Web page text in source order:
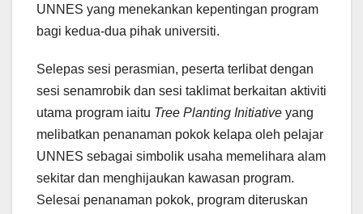
UNNES yang menekankan kepentingan program
bagi kedua-dua pihak universiti.
Selepas sesi perasmian, peserta terlibat dengan
sesi senamrobik dan sesi taklimat berkaitan aktiviti
utama program iaitu Tree Planting Initiative yang
melibatkan penanaman pokok kelapa oleh pelajar
UNNES sebagai simbolik usaha memelihara alam
sekitar dan menghijaukan kawasan program.
Selesai penanaman pokok, program diteruskan